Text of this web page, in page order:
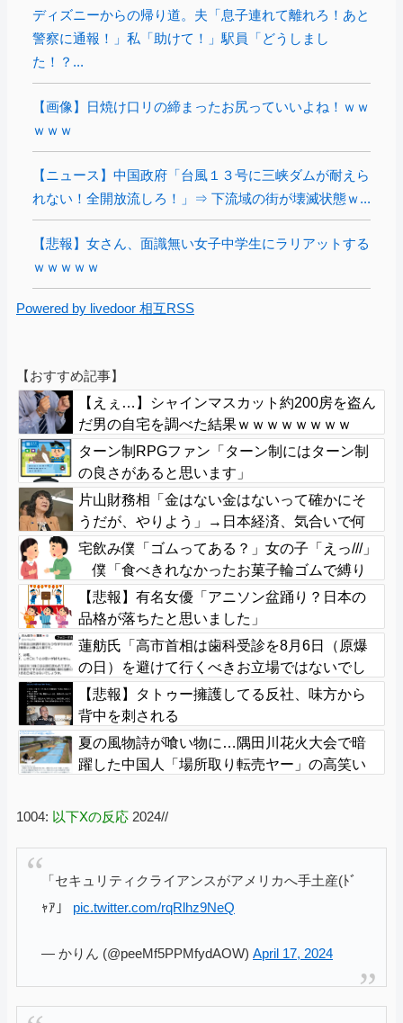
ディズニーからの帰り道。夫「息子連れて離れろ！あと
警察に通報！」私「助けて！」駅員「どうしまし
た！？...
【画像】日焼け口リの締まったお尻っていいよね！ｗｗ
ｗｗｗ
【ニュース】中国政府「台風１３号に三峡ダムが耐えら
れない！全開放流しろ！」⇒ 下流域の街が壊滅状態ｗ...
【悲報】女さん、面識無い女子中学生にラリアットする
ｗｗｗｗｗ
Powered by livedoor 相互RSS
【おすすめ記事】
【えぇ…】シャインマスカット約200房を盗ん
だ男の自宅を調べた結果ｗｗｗｗｗｗｗｗ
ターン制RPGファン「ターン制にはターン制
の良さがあると思います」
片山財務相「金はない金はないって確かにそ
うだが、やりよう」→日本経済、気合いで何
とかする模様
宅飲み僕「ゴムってある？」女の子「えっ///」
僕「食べきれなかったお菓子輪ゴムで縛り
たくて」女の子「⋯あ、そ、そっか///」
【悲報】有名女優「アニソン盆踊り？日本の
品格が落ちたと思いました」
蓮舫氏「高市首相は歯科受診を8月6日（原爆
の日）を避けて行くべきお立場ではないでし
ょうか」
【悲報】タトゥー擁護してる反社、味方から
背中を刺される
夏の風物詩が喰い物に…隅田川花火大会で暗
躍した中国人「場所取り転売ヤー」の高笑い
1004: 以下Xの反応 2024//
「セキュリティクライアンスがアメリカへ手土産(ﾄﾞ
ｬｱ」 pic.twitter.com/rqRlhz9NeQ
— かりん (@peeMf5PPMfydAOW) April 17, 2024